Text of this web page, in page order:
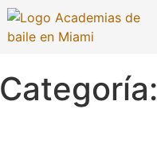
Categoría: